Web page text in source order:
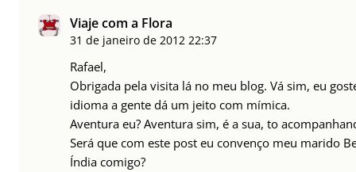
Viaje com a Flora
31 de janeiro de 2012 22:37
Rafael,
Obrigada pela visita lá no meu blog. Vá sim, eu
idioma a gente dá um jeito com mímica.
Aventura eu? Aventura sim, é a sua, to
Será que com este post eu convenço meu marido
Índia comigo?